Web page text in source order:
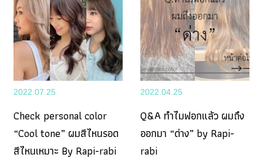
2022.07.25
Check personal color
“Cool tone” ผมสีไหนรอด
สีไหนเหมาะ By Rapi-rabi
2022.04.25
Q&A ทำไมฟอกแล้ว ผมถึง
ออกมา “ด่าง” by Rapi-
rabi